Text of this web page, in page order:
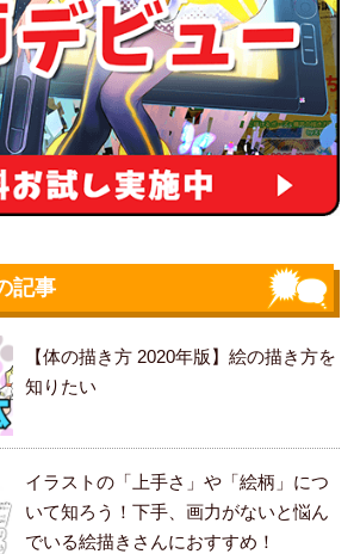
記事
【体の描き方 2020年版】絵の描き方を
知りたい
イラストの「上手さ」や「絵柄」につ
いて知ろう！下手、画力がないと悩ん
でいる絵描きさんにおすすめ！